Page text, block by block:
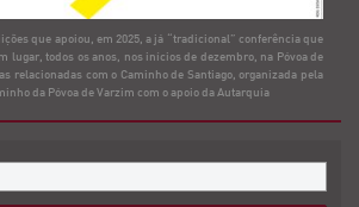
que apoiou, em 2025, a já “tradicional” conferência que
lugar, todos os anos, nos inícios de dezembro, na Póvoa de
relacionadas com o Caminho de Santiago, organizada pela
da Póvoa de Varzim com o apoio da Autarquia